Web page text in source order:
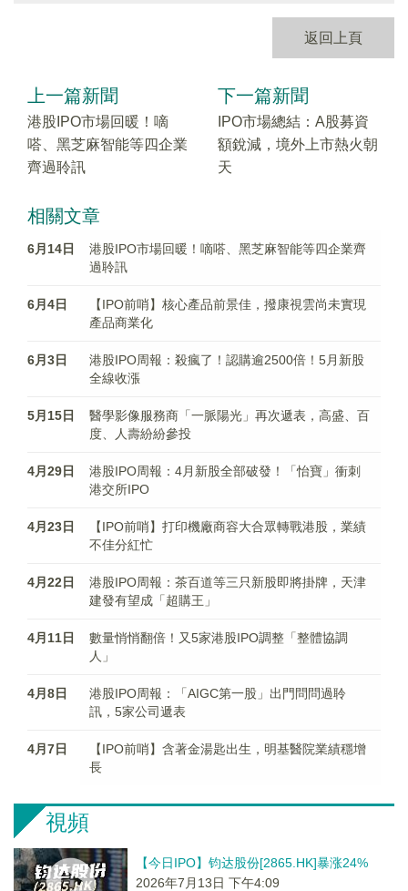
返回上頁
上一篇新聞
港股IPO市場回暖！嘀
嗒、黑芝麻智能等四企業
齊過聆訊
下一篇新聞
IPO市場總結：A股募資
額銳減，境外上市熱火朝
天
相關文章
6月14日
港股IPO市場回暖！嘀嗒、黑芝麻智能等四企業齊
過聆訊
6月4日
【IPO前哨】核心產品前景佳，撥康視雲尚未實現
產品商業化
6月3日
港股IPO周報：殺瘋了！認購逾2500倍！5月新股
全線收漲
5月15日
醫學影像服務商「一脈陽光」再次遞表，高盛、百
度、人壽紛紛參投
4月29日
港股IPO周報：4月新股全部破發！「怡寶」衝刺
港交所IPO
4月23日
【IPO前哨】打印機廠商容大合眾轉戰港股，業績
不佳分紅忙
4月22日
港股IPO周報：茶百道等三只新股即將掛牌，天津
建發有望成「超購王」
4月11日
數量悄悄翻倍！又5家港股IPO調整「整體協調
人」
4月8日
港股IPO周報：「AIGC第一股」出門問問過聆
訊，5家公司遞表
4月7日
【IPO前哨】含著金湯匙出生，明基醫院業績穩增
長
視頻
【今日IPO】钧达股份[2865.HK]暴涨24%
2026年7月13日 下午4:09